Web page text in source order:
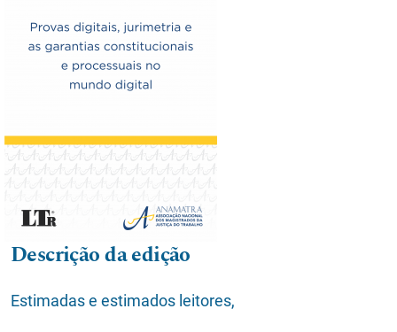
Descrição da edição
Estimadas e estimados leitores,